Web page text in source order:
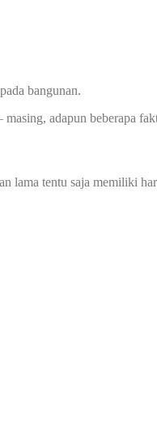
bangunan.
adapun beberapa
lama tentu saja memiliki